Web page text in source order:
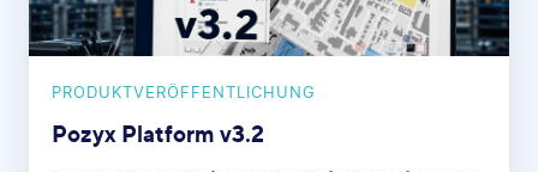
PRODUKTVERÖFFENTLICHUNG
Pozyx Platform v3.2